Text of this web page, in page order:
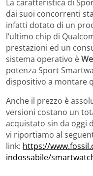
La caratteristica di
dai suoi concorrenti
infatti dotato di un
l’ultimo chip di
prestazioni ed un
sistema operativo è
potenza Sport
dispositivo a montare
Anche il prezzo è
versioni costano un
acquistato sin da oggi
vi riportiamo al
link: https://
indossabile/